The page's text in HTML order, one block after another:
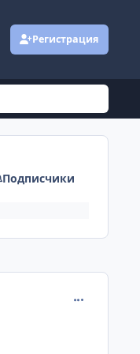
Регистрация
Подписчики